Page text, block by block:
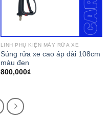
LINH PHỤ KIỆN MÁY RỬA XE
Súng rửa xe cao áp dài 108cm
màu đen
800,000₫